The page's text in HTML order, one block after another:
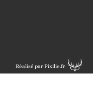
Réalisé par Pixilie.fr